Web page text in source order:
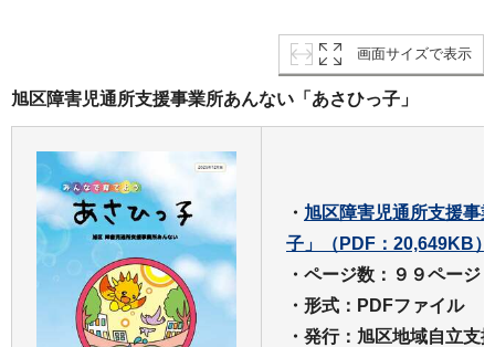
画面サイズで表示
旭区障害児通所支援事業所あんない「あさひっ子」
・ 旭区障害児通所支援事
子」（PDF：20,649KB）
・ページ数：９９ページ
・形式：PDFファイル
・発行：旭区地域自立支